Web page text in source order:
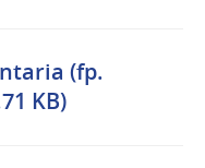
(fp.
KB)